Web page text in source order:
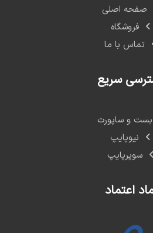
صفحه اصلی
فروشگاه
تماس با ما
سریع
بست و ساپورت
نیوپایپ
سوپرپایپ
اعتماد